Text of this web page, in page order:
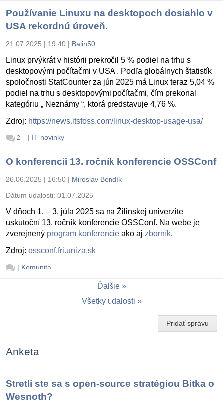
Používanie Linuxu na desktopoch dosiahlo v
USA rekordnú úroveň.
21.07.2025 | 19:40 | Balin50
Linux prvýkrát v histórii prekročil 5 % podiel na trhu s
desktopovými počítačmi v USA . Podľa globálnych štatistík
spoločnosti StatCounter za jún 2025 má Linux teraz 5,04 %
podiel na trhu s desktopovými počítačmi, čím prekonal
kategóriu „ Neznámy “, ktorá predstavuje 4,76 %.
Zdroj: https://news.itsfoss.com/linux-desktop-usage-usa/
2 | IT novinky
O konferencii 13. ročník konferencie OSSConf
26.06.2025 | 16:50 | Miroslav Bendík
Dátum udalosti: 01.07.2025
V dňoch 1. – 3. júla 2025 sa na Žilinskej univerzite
uskutoční 13. ročník konferencie OSSConf. Na webe je
zverejnený program konferencie ako aj zborník.
Zdroj: ossconf.fri.uniza.sk
| Komunita
Ďalšie
Všetky udalosti
Pridať správu
Anketa
Stretli ste sa s open-source stratégiou Bitka o
Wesnoth?